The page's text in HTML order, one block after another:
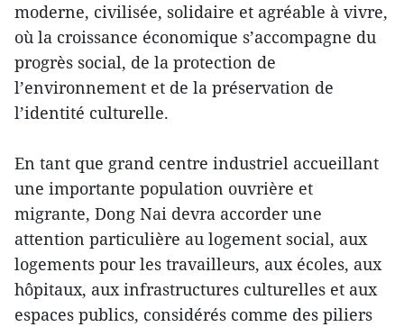
moderne, civilisée, solidaire et agréable à vivre,
où la croissance économique s’accompagne du
progrès social, de la protection de
l’environnement et de la préservation de
l’identité culturelle.
En tant que grand centre industriel accueillant
une importante population ouvrière et
migrante, Dong Nai devra accorder une
attention particulière au logement social, aux
logements pour les travailleurs, aux écoles, aux
hôpitaux, aux infrastructures culturelles et aux
espaces publics, considérés comme des piliers